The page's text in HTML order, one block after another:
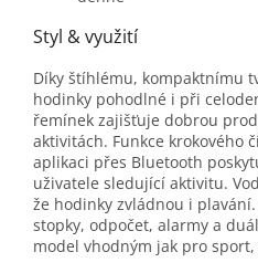
Styl & využití
Díky štíhlému, kompaktnímu
hodinky pohodlné i při
řemínek zajišťuje dobrou
aktivitách. Funkce krokového
aplikaci přes Bluetooth
uživatele sledující aktivitu.
že hodinky zvládnou i
stopky, odpočet, alarmy a
model vhodným jak pro